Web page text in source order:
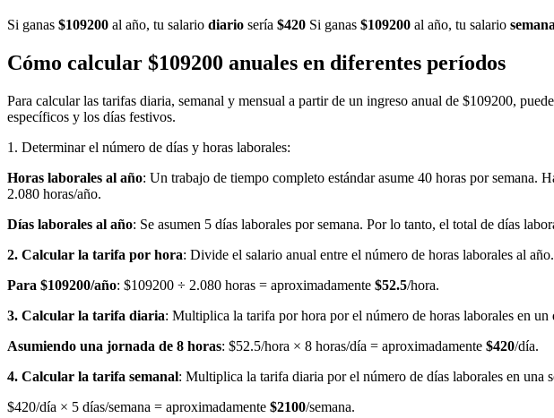
Si ganas $109200 al año, tu salario diario sería $420 Si ganas $109200 al año, tu salario
Cómo calcular $109200 anuales en diferentes períodos
Para calcular las tarifas diaria, semanal y mensual a partir de un ingreso anual de $109200,
específicos y los días festivos.
1. Determinar el número de días y horas laborales:
Horas laborales al año: Un trabajo de tiempo completo estándar asume 40 horas por semana.
2.080 horas/año.
Días laborales al año: Se asumen 5 días laborales por semana. Por lo tanto, el total de días
2. Calcular la tarifa por hora: Divide el salario anual entre el número de horas laborales al año.
Para $109200/año: $109200 ÷ 2.080 horas = aproximadamente $52.5/hora.
3. Calcular la tarifa diaria: Multiplica la tarifa por hora por el número de horas laborales en un
Asumiendo una jornada de 8 horas: $52.5/hora × 8 horas/día = aproximadamente $420/día.
4. Calcular la tarifa semanal: Multiplica la tarifa diaria por el número de días laborales en una
$420/día × 5 días/semana = aproximadamente $2100/semana.